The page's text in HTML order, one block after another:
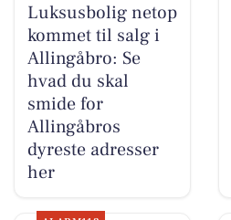
Luksusbolig netop
kommet til salg i
Allingåbro: Se
hvad du skal
smide for
Allingåbros
dyreste adresser
her